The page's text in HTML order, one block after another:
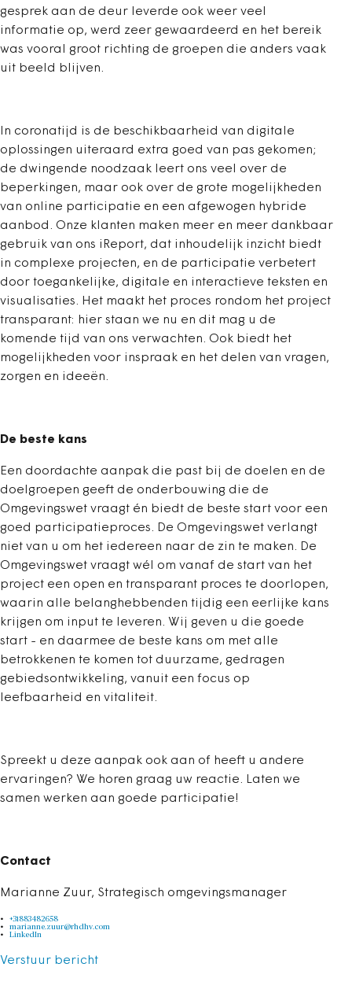
gesprek aan de deur leverde ook weer veel
informatie op, werd zeer gewaardeerd en het bereik
was vooral groot richting de groepen die anders vaak
uit beeld blijven.
In coronatijd is de beschikbaarheid van digitale
oplossingen uiteraard extra goed van pas gekomen;
de dwingende noodzaak leert ons veel over de
beperkingen, maar ook over de grote mogelijkheden
van online participatie en een afgewogen hybride
aanbod. Onze klanten maken meer en meer dankbaar
gebruik van ons iReport, dat inhoudelijk inzicht biedt
in complexe projecten, en de participatie verbetert
door toegankelijke, digitale en interactieve teksten en
visualisaties. Het maakt het proces rondom het project
transparant: hier staan we nu en dit mag u de
komende tijd van ons verwachten. Ook biedt het
mogelijkheden voor inspraak en het delen van vragen,
zorgen en ideeën.
De beste kans
Een doordachte aanpak die past bij de doelen en de
doelgroepen geeft de onderbouwing die de
Omgevingswet vraagt én biedt de beste start voor een
goed participatieproces. De Omgevingswet verlangt
niet van u om het iedereen naar de zin te maken. De
Omgevingswet vraagt wél om vanaf de start van het
project een open en transparant proces te doorlopen,
waarin alle belanghebbenden tijdig een eerlijke kans
krijgen om input te leveren. Wij geven u die goede
start - en daarmee de beste kans om met alle
betrokkenen te komen tot duurzame, gedragen
gebiedsontwikkeling, vanuit een focus op
leefbaarheid en vitaliteit.
Spreekt u deze aanpak ook aan of heeft u andere
ervaringen? We horen graag uw reactie. Laten we
samen werken aan goede participatie!
Contact
Marianne Zuur, Strategisch omgevingsmanager
+31883482658
marianne.zuur@rhdhv.com
LinkedIn
Verstuur bericht